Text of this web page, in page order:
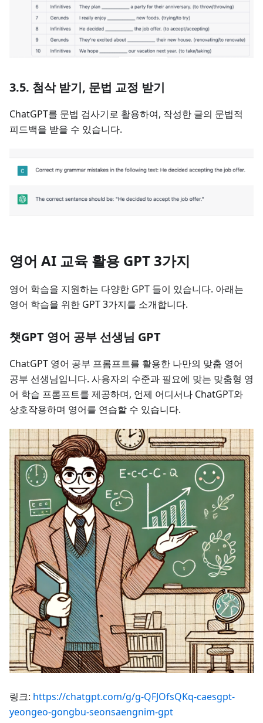
3.5. 첨삭 받기, 문법 교정 받기
ChatGPT를 문법 검사기로 활용하여, 작성한 글의 문법적
피드백을 받을 수 있습니다.
영어 AI 교육 활용 GPT 3가지
영어 학습을 지원하는 다양한 GPT 들이 있습니다. 아래는
영어 학습을 위한 GPT 3가지를 소개합니다.
챗GPT 영어 공부 선생님 GPT
ChatGPT 영어 공부 프롬프트를 활용한 나만의 맞춤 영어
공부 선생님입니다. 사용자의 수준과 필요에 맞는 맞춤형 영
어 학습 프롬프트를 제공하며, 언제 어디서나 ChatGPT와
상호작용하며 영어를 연습할 수 있습니다.
링크: https://chatgpt.com/g/g-QFJOfsQKq-caesgpt-
yeongeo-gongbu-seonsaengnim-gpt